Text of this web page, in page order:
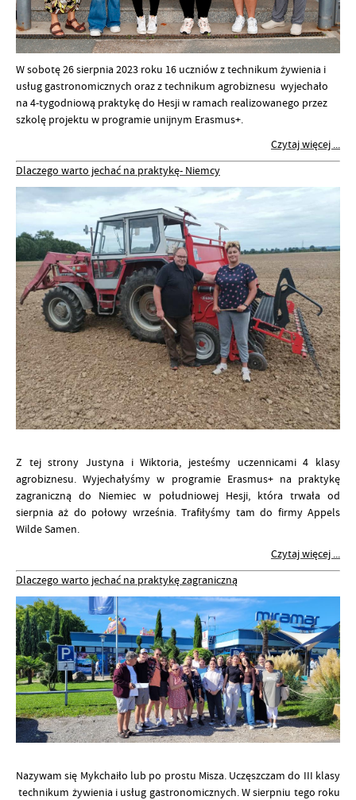
W sobotę 26 sierpnia 2023 roku 16 uczniów z technikum żywienia i
usług gastronomicznych oraz z technikum agrobiznesu wyjechało
na 4-tygodniową praktykę do Hesji w ramach realizowanego przez
szkolę projektu w programie unijnym Erasmus+.
Czytaj więcej ...
Dlaczego warto jechać na praktykę- Niemcy
Z tej strony Justyna i Wiktoria, jesteśmy uczennicami 4 klasy
agrobiznesu. Wyjechałyśmy w programie Erasmus+ na praktykę
zagraniczną do Niemiec w południowej Hesji, która trwała od
sierpnia aż do połowy września. Trafiłyśmy tam do firmy Appels
Wilde Samen.
Czytaj więcej ...
Dlaczego warto jechać na praktykę zagraniczną
Nazywam się Mykchaiło lub po prostu Misza. Uczęszczam do III klasy
technikum żywienia i usług gastronomicznych. W sierpniu tego roku